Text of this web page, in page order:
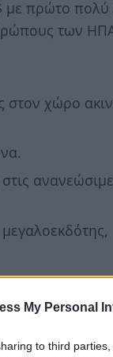
My Personal
to third
με πρώτο
των ΗΠΑ
στον χώρο